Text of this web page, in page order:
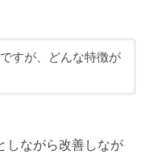
すが、どんな特徴が
しながら改善しなが